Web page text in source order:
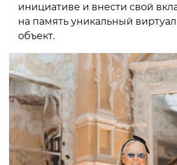
инициативе и внести свой
на память уникальный
объект.